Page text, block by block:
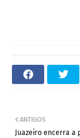
ANTIGOS
Juazeiro encerra a